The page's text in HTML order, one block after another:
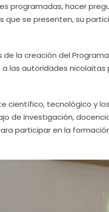
programadas, hacer
se presenten, su
la creación del
las autoridades
científico, tecnológico y
de investigación,
participar en la